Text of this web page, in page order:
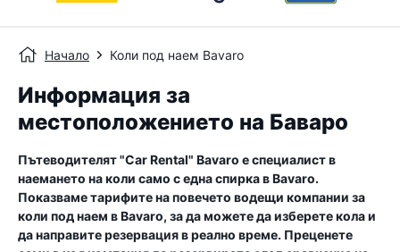
Начало Коли под наем Bavaro
Информация за
местоположението на Баваро
Пътеводителят "Car Rental" Bavaro е специалист в
наемането на коли само с една спирка вBavaro.
Показваме тарифите на повечето водещи компании за
коли под наем вBavaro, за да можете да изберете кола и
да направите резервация в реално време. Преценете